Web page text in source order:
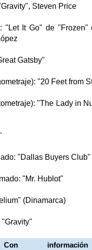
Steven Price
"Let It Go" de "Frozen"
Gatsby"
"20 Feet from
"The Lady in
"Dallas Buyers Club"
"Mr. Hublot"
(Dinamarca)
"Gravity"
Con